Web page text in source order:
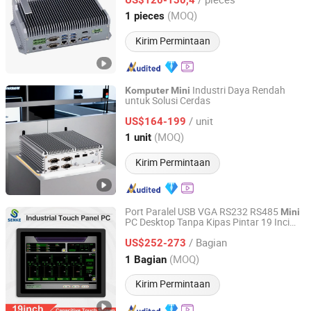
1 pieces (MOQ)
Kirim Permintaan
Henan, China Harga mulai 2025
Komputer Mini Industri Daya Rendah
untuk Solusi Cerdas
US$164-199 / unit
1 unit (MOQ)
Kirim Permintaan
Foshan Lineng Electronic Equipment Co., Ltd.
Guangdong, China Harga mulai 2025
Port Paralel USB VGA RS232 RS485 Mini
PC Desktop Tanpa Kipas Pintar 19 Inci
US$252-273 / Bagian
1 Bagian (MOQ)
Kirim Permintaan
Guangzhou Senke Electronic Co., Ltd.
Guangdong, China Harga mulai 2018